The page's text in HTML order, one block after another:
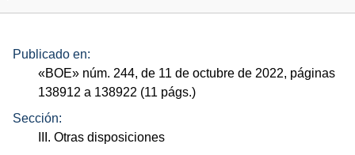
Publicado en:
«BOE» núm. 244, de 11 de octubre de 2022, páginas
138912 a 138922 (11 págs.)
Sección:
III. Otras disposiciones